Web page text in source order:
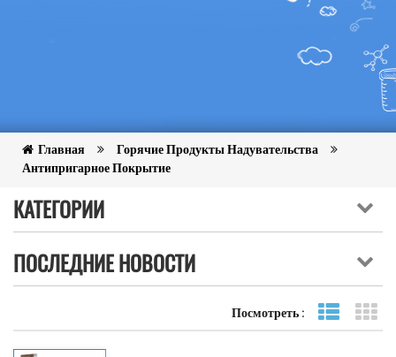
Главная
Горячие Продукты Надувательства
Антипригарное Покрытие
КАТЕГОРИИ
ПОСЛЕДНИЕ НОВОСТИ
Посмотреть :